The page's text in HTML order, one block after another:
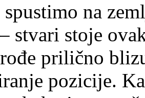
na
stvari stoje
prilično
pozicije.